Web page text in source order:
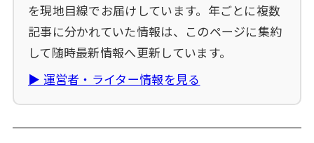
を現地目線でお届けしています。年ごとに複数
記事に分かれていた情報は、このページに集約
して随時最新情報へ更新しています。
▶ 運営者・ライター情報を見る